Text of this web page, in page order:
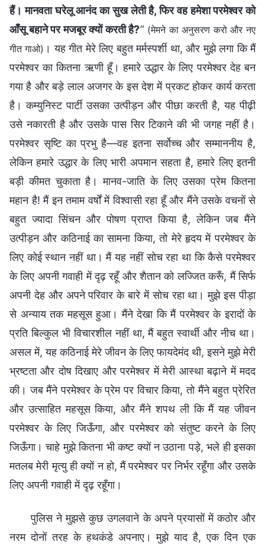
हैं। मानवता घरेलू आनंद का सुख लेती है, फिर वह हमेशा परमेश्वर को
आँसू बहाने पर मजबूर क्यों करती है?” (मेमने का अनुसरण करो और नए
गीत गाओ) । यह गीत मेरे लिए बहुत मर्मस्पर्शी था, और मुझे लगा कि मैं
परमेश्वर का कितना ऋणी हूँ। हमारे उद्धार के लिए परमेश्वर देह बन
गया है और बड़े लाल अजगर के इस देश में प्रकट होकर कार्य करता
है। कम्युनिस्ट पार्टी उसका उत्पीड़न और पीछा करती है, यह पीढ़ी
उसे नकारती है और उसके पास सिर टिकाने की भी जगह नहीं है।
परमेश्वर सृष्टि का प्रभु है—वह इतना सर्वोच्च और सम्माननीय है,
लेकिन हमारे उद्धार के लिए भारी अपमान सहता है, हमारे लिए इतनी
बड़ी कीमत चुकाता है। मानव-जाति के लिए उसका प्रेम कितना
महान है! मैं इन तमाम वर्षों में विश्वासी रहा हूँ और मैंने उसके वचनों से
बहुत ज्यादा सिंचन और पोषण प्राप्त किया है, लेकिन जब मैंने
उत्पीड़न और कठिनाई का सामना किया, तो मेरे हृदय में परमेश्वर के
लिए कोई स्थान नहीं था। मैं यह नहीं सोच रहा था कि कैसे परमेश्वर
के लिए अपनी गवाही में दृढ़ रहूँ और शैतान को लज्जित करूँ, मैं सिर्फ
अपनी देह और अपने परिवार के बारे में सोच रहा था। मुझे इस पीड़ा
से अन्याय तक महसूस हुआ। मैंने देखा कि मैं परमेश्वर के इरादों के
प्रति बिल्कुल भी विचारशील नहीं था, मैं बहुत स्वार्थी और नीच था।
असल में, यह कठिनाई मेरे जीवन के लिए फायदेमंद थी, इसने मुझे मेरी
भ्रष्टता और दोष दिखाए और परमेश्वर में मेरी आस्था बढ़ाने में मदद
की। जब मैंने परमेश्वर के प्रेम पर विचार किया, तो मैंने बहुत प्रेरित
और उत्साहित महसूस किया, और मैंने शपथ ली कि मैं यह जीवन
परमेश्वर के लिए जिऊँगा, और परमेश्वर को संतुष्ट करने के लिए
जिऊँगा। चाहे मुझे कितना भी कष्ट क्यों न उठाना पड़े, भले ही इसका
मतलब मेरी मृत्यु ही क्यों न हो, मैं परमेश्वर पर निर्भर रहूँगा और उसके
लिए अपनी गवाही में दृढ़ रहूँगा।
पुलिस ने मुझसे कुछ उगलवाने के अपने प्रयासों में कठोर और
नरम दोनों तरह के हथकंडे अपनाए। मुझे याद है, एक दिन एक